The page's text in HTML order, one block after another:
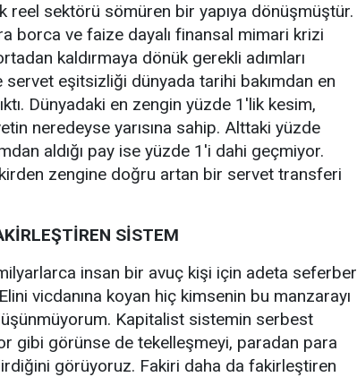
reel sektörü sömüren bir yapıya dönüşmüştür.
borca ve faize dayalı finansal mimari krizi
kaldırmaya dönük gerekli adımları
servet eşitsizliği dünyada tarihi bakımdan en
Dünyadaki en zengin yüzde 1'lik kesim,
neredeyse yarısına sahip. Alttaki yüzde
aldığı pay ise yüzde 1'i dahi geçmiyor.
zengine doğru artan bir servet transferi
SİSTEM
insan bir avuç kişi için adeta seferber
vicdanına koyan hiç kimsenin bu manzarayı
Kapitalist sistemin serbest
gibi görünse de tekelleşmeyi, paradan para
görüyoruz. Fakiri daha da fakirleştiren